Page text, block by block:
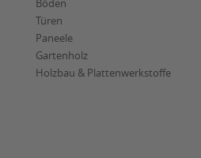
Böden
Türen
Paneele
Gartenholz
Holzbau & Plattenwerkstoffe